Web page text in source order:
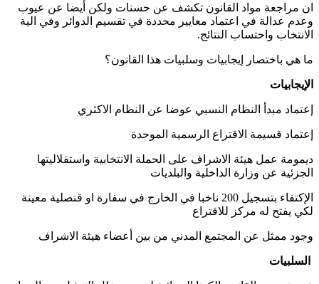
ان مراجعة مواد القانون تكشف عن حسنات ولكن أيضا عن عيوب
وعدم عدالة في اعتماد معايير محددة في تقسيم الدوائر وفي الية
الانتخاب واحتساب النتائج.
ما هي باختصار إيجابيات وسلبيات هذا القانون؟
الإيجابيات
إعتماد مبدأ النظام النسبي عوضا عن النظام الاكثري
إعتماد قسيمة الاقتراع الرسمية الموحدة
ديمومة عمل هيئة الاشراف على الحملة الانتخابية واستقلاليتها
الجزئية عن وزارة الداخلية والبلديات
الإكتفاء بتسجيل 200 ناخبا في الخارج في سفارة او قنصلية معينة
لكي يفتح له مركز للاقتراع
وجود ممثل عن المجتمع المدني من بين أعضاء هيئة الاشراف
السلبيات